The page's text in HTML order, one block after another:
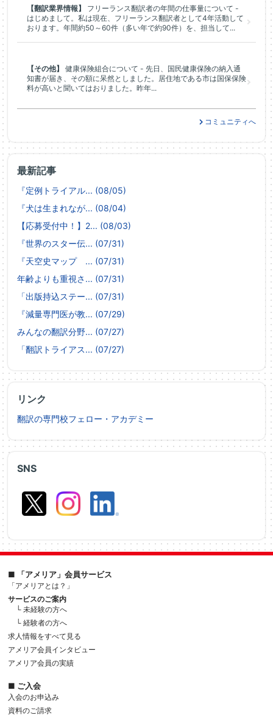
SNS
最新記事
『定例トライアル... (08/05)
『犬は生まれなが... (08/04)
【応募受付中！】2... (08/03)
『世界のスター伝... (07/31)
『天空史マップ ... (07/31)
年齢よりも重視さ... (07/31)
「出版持込ステー... (07/31)
『減量専門医が教... (07/29)
みんなの翻訳分野... (07/27)
「翻訳トライアス... (07/27)
リンク
翻訳の専門校フェロー・アカデミー
【翻訳業界情報】
フリーランス翻訳者の年間の仕事量について -
はじめまして。私は現在、フリーランス翻訳者として4年活動して
おります。年間約50～60件（多い年で約90件）を、担当して...
【その他】
健康保険組合について - 先日、国民健康保険の納入通
知書が届き、その額に呆然としました。居住地である市は国保保険
料が高いと聞いてはおりました。昨年...
コミュニティへ
■ 「アメリア」会員サービス
「アメリアとは？」
サービスのご案内
└ 未経験の方へ
└ 経験者の方へ
求人情報をすべて見る
アメリア会員インタビュー
アメリア会員の実績
■ ご入会
入会のお申込み
資料のご請求